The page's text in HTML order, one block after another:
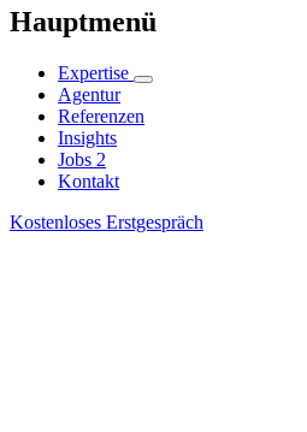
Hauptmenü
Expertise
Agentur
Referenzen
Insights
Jobs 2
Kontakt
Kostenloses Erstgespräch